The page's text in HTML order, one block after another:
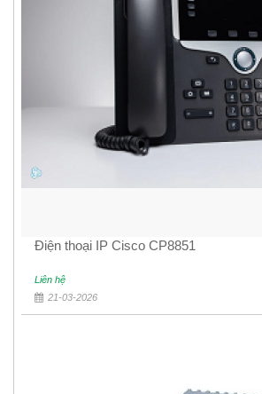
Điện thoại IP Cisco CP8851
Liên hệ
21-03-2026